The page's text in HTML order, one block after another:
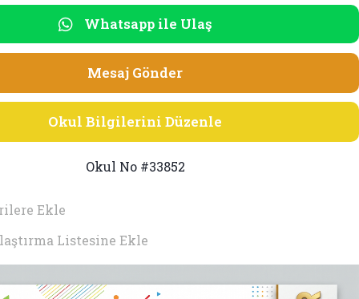
Whatsapp ile Ulaş
Mesaj Gönder
Okul Bilgilerini Düzenle
Okul No #33852
Ekle
Listesine Ekle